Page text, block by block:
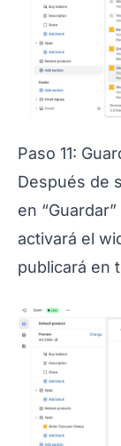
Paso 11:
Después de
en
activará el
publicará en